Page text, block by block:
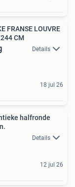
FRANSE LOUVRE
CM
Details
18 jul 26
Details
12 jul 26